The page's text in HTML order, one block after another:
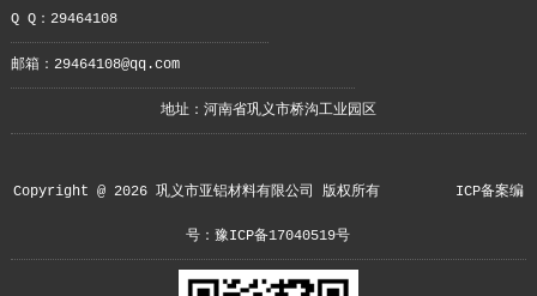
Q Q：29464108
邮箱：29464108@qq.com
地址：河南省巩义市桥沟工业园区
Copyright @ 2026 巩义市亚铝材料有限公司 版权所有 ICP备案编
号：豫ICP备17040519号